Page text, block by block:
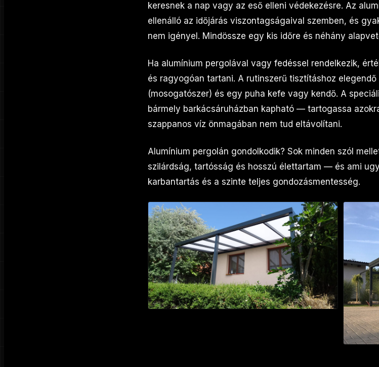
keresnek a nap vagy az eső elleni védekezésre. Az
ellenálló az időjárás viszontagságaival szemben, és
nem igényel. Mindössze egy kis időre és néhány
Ha alumínium pergolával vagy fedéssel rendelkezik,
és ragyogóan tartani. A rutinszerű tisztításhoz
(mosogatószer) és egy puha kefe vagy kendő. A
bármely barkácsáruházban kapható — tartogassa
szappanos víz önmagában nem tud eltávolítani.
Alumínium pergolán gondolkodik? Sok minden szól
szilárdság, tartósság és hosszú élettartam — és ami
karbantartás és a szinte teljes gondozásmentesség.